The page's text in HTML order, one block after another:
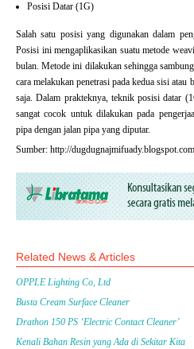
Posisi Datar (1G)
Salah satu posisi yang digunakan dalam
Posisi ini mengaplikasikan suatu metode
bulan. Metode ini dilakukan sehingga
cara melakukan penetrasi pada kedua sisi atau
saja. Dalam prakteknya, teknik posisi datar
sangat cocok untuk dilakukan pada
pipa dengan jalan pipa yang diputar.
Sumber: http://dugdugnajmifuady.blogspot.com
Related News & Articles
OPPLE Lighting Co, Ltd
Busta Cream Surface Cleaner
Drathon 150 PS ‘Electric Contact Cleaner’
Kenali Bahan Resin yang Ada di Sekitar Kita